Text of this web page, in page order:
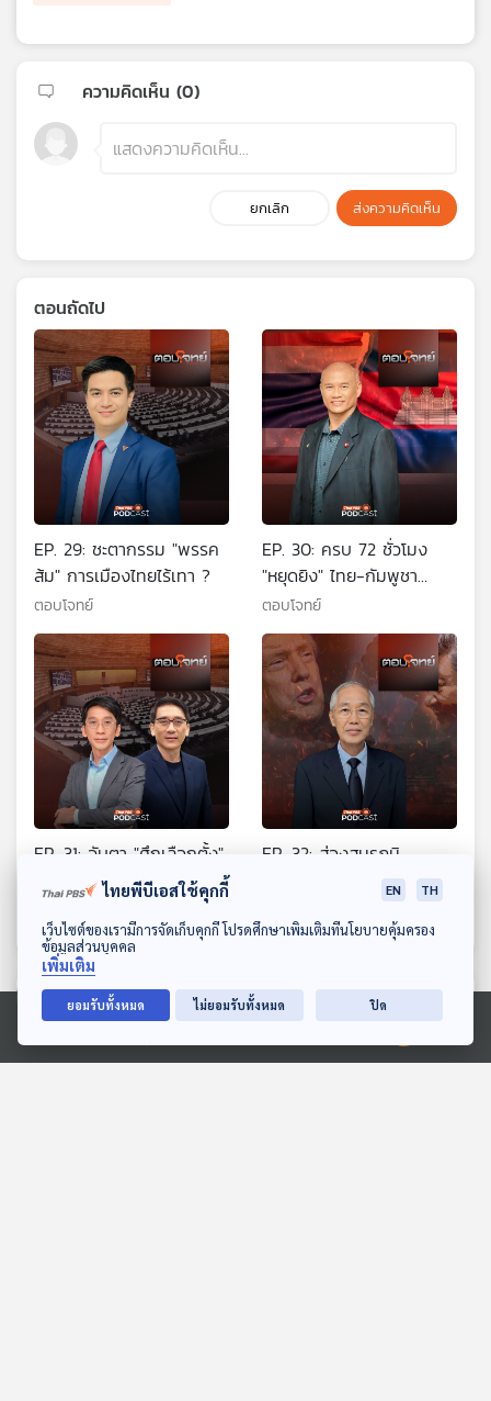
ดาวน์โหลด Thai PBS Podcast Application
Ⓒ 2020 องค์การกระจายเสียงและแพร่ภาพสาธารณะแห่งประเทศไทย
ความคิดเห็น (0)
ยกเลิก ส่งความคิดเห็น
ตอนถัดไป
EP. 29: ชะตากรรม "พรรค
ส้ม" การเมืองไทยไร้เทา ?
ตอบโจทย์
EP. 30: ครบ 72 ชั่วโมง
"หยุดยิง" ไทย-กัมพูชา
"สัญญาณบวก" สันติภาพ ?
ตอบโจทย์
EP. 31: จับตา "ศึกเลือกตั้ง"
อ่านสัญญาณ "การเมือง
ไทย" 2569
EP. 32: ส่องสมรภูมิ
"การเมืองโลก" ปี 2026
ตอนที่เกี่ยวข้อง
ไทยพีบีเอสใช้คุกกี้ EN TH
เว็บไซต์ของเรามีการจัดเก็บคุกกี้ โปรดศึกษาเพิ่มเติมที่นโยบายคุ้มครอง
ข้อมูลส่วนบุคคล
เพิ่มเติม
ยอมรับทั้งหมด ไม่ยอมรับทั้งหมด ปิด